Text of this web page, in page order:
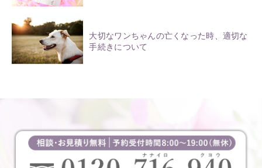
大切なワンちゃんの亡くなった時、適切な
手続きについて